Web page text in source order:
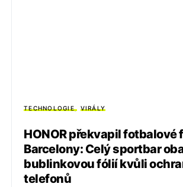
TECHNOLOGIE VIRÁLY
HONOR překvapil fotbalové
Barcelony: Celý sportbar
bublinkovou fólií kvůli
telefonů